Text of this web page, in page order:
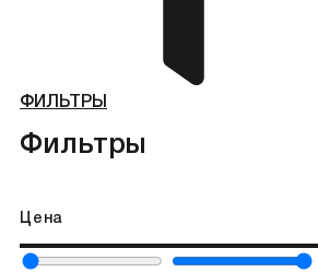
ФИЛЬТРЫ
Фильтры
Цена